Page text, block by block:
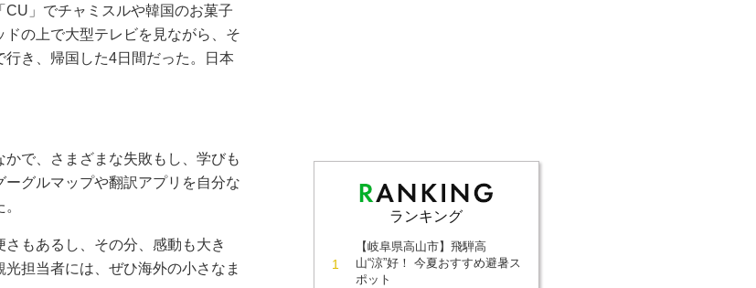
」でチャミスルや韓国のお菓子
の上で大型テレビを見ながら、そ
き、帰国した4日間だった。日本
で、さまざまな失敗もし、学びも
グルマップや翻訳アプリを自分な
もあるし、その分、感動も大き
担当者には、ぜひ海外の小さなま
ランキング
【岐阜県高山市】飛騨高
山“涼”好！ 今夏おすすめ避暑ス
ポット